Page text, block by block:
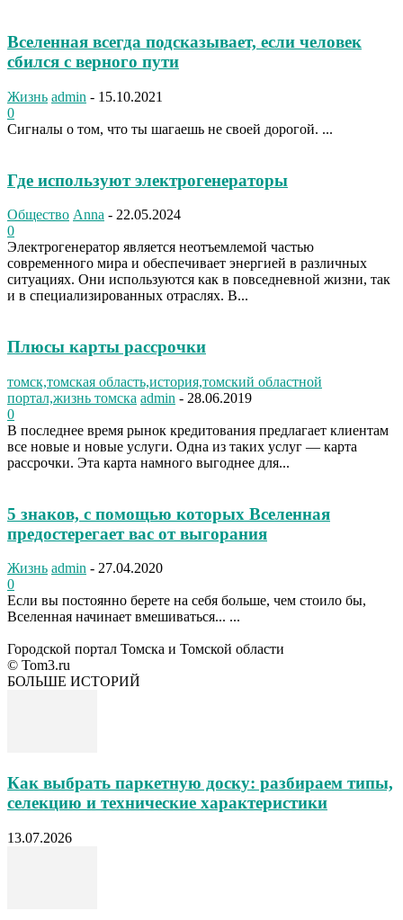
Вселенная всегда подсказывает, если человек
сбился с верного пути
Жизнь admin - 15.10.2021
0
Сигналы о том, что ты шагаешь не своей дорогой. ...
Где используют электрогенераторы
Общество Anna - 22.05.2024
0
Электрогенератор является неотъемлемой частью
современного мира и обеспечивает энергией в различных
ситуациях. Они используются как в повседневной жизни, так
и в специализированных отраслях. В...
Плюсы карты рассрочки
томск,томская область,история,томский областной
портал,жизнь томска admin - 28.06.2019
0
В последнее время рынок кредитования предлагает клиентам
все новые и новые услуги. Одна из таких услуг — карта
рассрочки. Эта карта намного выгоднее для...
5 знаков, с помощью которых Вселенная
предостерегает вас от выгорания
Жизнь admin - 27.04.2020
0
Если вы постоянно берете на себя больше, чем стоило бы,
Вселенная начинает вмешиваться... ...
Городской портал Томска и Томской области
© Tom3.ru
БОЛЬШЕ ИСТОРИЙ
Как выбрать паркетную доску: разбираем типы,
селекцию и технические характеристики
13.07.2026